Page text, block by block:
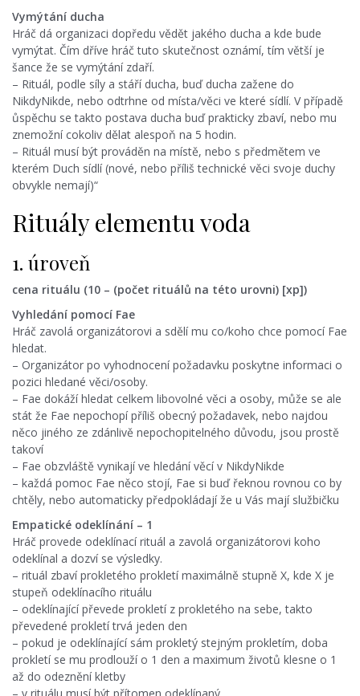
Vymýtání ducha
Hráč dá organizaci dopředu vědět jakého ducha a kde bude
vymýtat. Čím dříve hráč tuto skutečnost oznámí, tím větší je
šance že se vymýtání zdaří.
– Rituál, podle síly a stáří ducha, buď ducha zažene do
NikdyNikde, nebo odtrhne od místa/věci ve které sídlí. V případě
ůspěchu se takto postava ducha buď prakticky zbaví, nebo mu
znemožní cokoliv dělat alespoň na 5 hodin.
– Rituál musí být prováděn na místě, nebo s předmětem ve
kterém Duch sídlí (nové, nebo příliš technické věci svoje duchy
obvykle nemají)“
Rituály elementu voda
1. úroveň
cena rituálu (10 – (počet rituálů na této urovni) [xp])
Vyhledání pomocí Fae
Hráč zavolá organizátorovi a sdělí mu co/koho chce pomocí Fae
hledat.
– Organizátor po vyhodnocení požadavku poskytne informaci o
pozici hledané věci/osoby.
– Fae dokáží hledat celkem libovolné věci a osoby, může se ale
stát že Fae nepochopí příliš obecný požadavek, nebo najdou
něco jiného ze zdánlivě nepochopitelného důvodu, jsou prostě
takoví
– Fae obzvláště vynikají ve hledání věcí v NikdyNikde
– každá pomoc Fae něco stojí, Fae si buď řeknou rovnou co by
chtěly, nebo automaticky předpokládají že u Vás mají službičku
Empatické odeklínání – 1
Hráč provede odeklínací rituál a zavolá organizátorovi koho
odeklínal a dozví se výsledky.
– rituál zbaví prokletého prokletí maximálně stupně X, kde X je
stupeň odeklínacího rituálu
– odeklínající převede prokletí z prokletého na sebe, takto
převedené prokletí trvá jeden den
– pokud je odeklínající sám prokletý stejným prokletím, doba
prokletí se mu prodlouží o 1 den a maximum životů klesne o 1
až do odeznění kletby